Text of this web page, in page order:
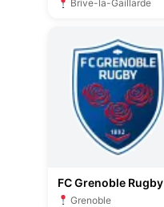
Brive-la-Gaillarde
FC Grenoble Rugby
Grenoble